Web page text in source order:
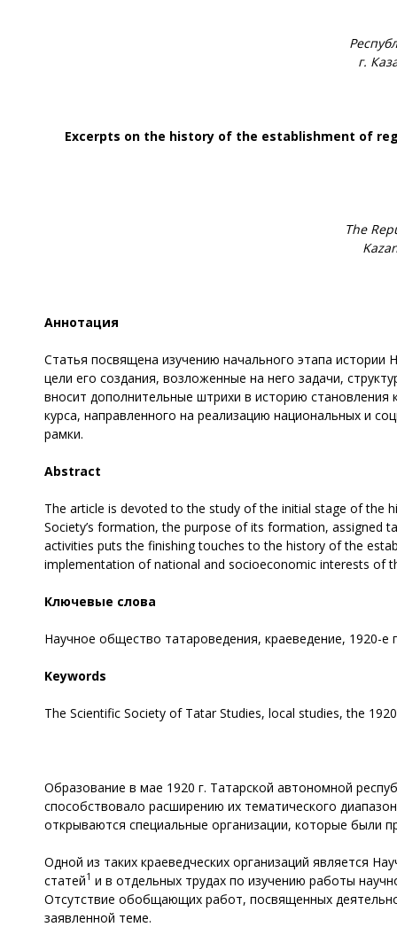
г.
Excerpts on the history of the establishment of
The
Аннотация
Статья посвящена изучению начального этапа
цели его создания, возложенные на него задачи,
вносит дополнительные штрихи в историю становления
курса, направленного на реализацию национальных и
рамки.
Abstract
The article is devoted to the study of the initial stage of the
Society’s formation, the purpose of its formation, assigned
activities puts the finishing touches to the history of the
implementation of national and socioeconomic interests of
Ключевые слова
Научное общество татароведения, краеведение, 1920-е
Keywords
The Scientific Society of Tatar Studies, local studies, the
Образование в мае 1920 г. Татарской автономной
способствовало расширению их тематического
открываются специальные организации, которые были
Одной из таких краеведческих организаций является
статей1 и в отдельных трудах по изучению работы
Отсутствие обобщающих работ, посвященных
заявленной теме.